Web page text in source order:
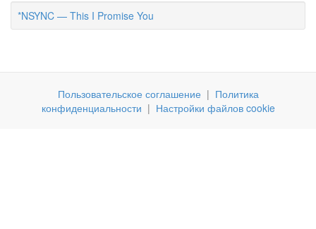
*NSYNC — This I Promise You
Пользовательское соглашение | Политика
конфиденциальности | Настройки файлов cookie